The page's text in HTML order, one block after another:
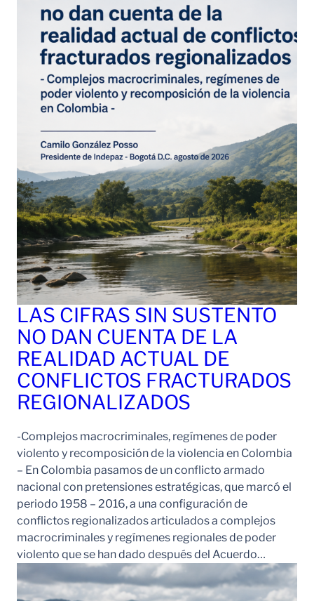
LAS CIFRAS SIN SUSTENTO
NO DAN CUENTA DE LA
REALIDAD ACTUAL DE
CONFLICTOS FRACTURADOS
REGIONALIZADOS
-Complejos macrocriminales, regímenes de poder
violento y recomposición de la violencia en Colombia
– En Colombia pasamos de un conflicto armado
nacional con pretensiones estratégicas, que marcó el
periodo 1958 – 2016, a una configuración de
conflictos regionalizados articulados a complejos
macrocriminales y regímenes regionales de poder
violento que se han dado después del Acuerdo…